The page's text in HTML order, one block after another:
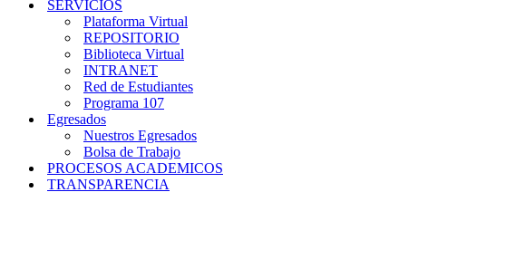
SERVICIOS
Plataforma Virtual
REPOSITORIO
Biblioteca Virtual
INTRANET
Red de Estudiantes
Programa 107
Egresados
Nuestros Egresados
Bolsa de Trabajo
PROCESOS ACADEMICOS
TRANSPARENCIA